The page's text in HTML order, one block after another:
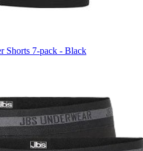
Shorts 7-pack - Black